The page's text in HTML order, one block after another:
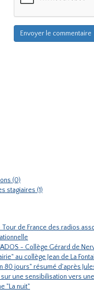
(0)
stagiaires (1)
de France des radios
- Collège Gérard de
au collège Jean de La
80 jours" résumé d'après Jules
une sensibilisation vers
"La nuit"